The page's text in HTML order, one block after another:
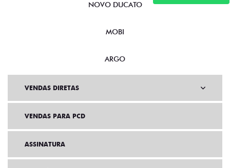
NOVO DUCATO
MOBI
ARGO
VENDAS DIRETAS
VENDAS PARA PCD
ASSINATURA